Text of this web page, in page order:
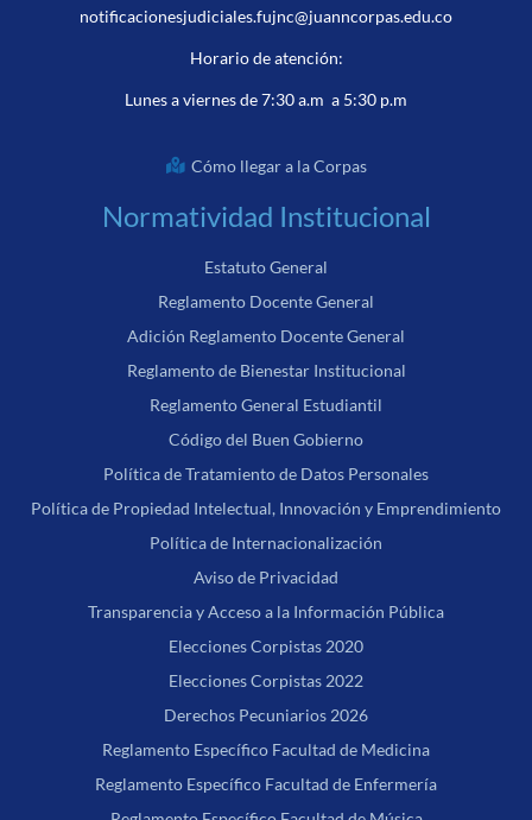
notificacionesjudiciales.fujnc@juanncorpas.edu.co
Horario de atención:
Lunes a viernes de 7:30 a.m a 5:30 p.m
Cómo llegar a la Corpas
Normatividad Institucional
Estatuto General
Reglamento Docente General
Adición Reglamento Docente General
Reglamento de Bienestar Institucional
Reglamento General Estudiantil
Código del Buen Gobierno
Política de Tratamiento de Datos Personales
Política de Propiedad Intelectual, Innovación y Emprendimiento
Política de Internacionalización
Aviso de Privacidad
Transparencia y Acceso a la Información Pública
Elecciones Corpistas 2020
Elecciones Corpistas 2022
Derechos Pecuniarios 2026
Reglamento Específico Facultad de Medicina
Reglamento Específico Facultad de Enfermería